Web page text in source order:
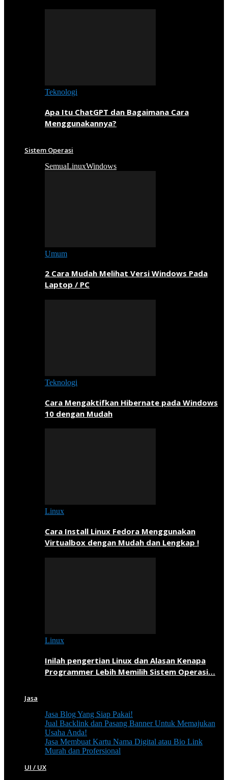
Teknologi
Apa Itu ChatGPT dan Bagaimana Cara
Menggunakannya?
Sistem Operasi
SemuaLinuxWindows
Umum
2 Cara Mudah Melihat Versi Windows Pada
Laptop / PC
Teknologi
Cara Mengaktifkan Hibernate pada Windows
10 dengan Mudah
Linux
Cara Install Linux Fedora Menggunakan
Virtualbox dengan Mudah dan Lengkap !
Linux
Inilah pengertian Linux dan Alasan Kenapa
Programmer Lebih Memilih Sistem Operasi…
Jasa
Jasa Blog Yang Siap Pakai!
Jual Backlink dan Pasang Banner Untuk Memajukan
Usaha Anda!
Jasa Membuat Kartu Nama Digital atau Bio Link
Murah dan Profersional
UI / UX